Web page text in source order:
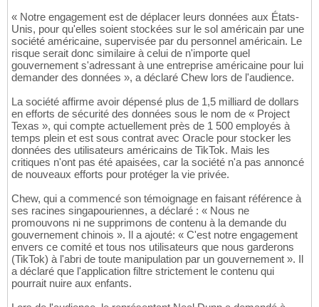
« Notre engagement est de déplacer leurs données aux États-
Unis, pour qu'elles soient stockées sur le sol américain par une
société américaine, supervisée par du personnel américain. Le
risque serait donc similaire à celui de n'importe quel
gouvernement s'adressant à une entreprise américaine pour lui
demander des données », a déclaré Chew lors de l'audience.
La société affirme avoir dépensé plus de 1,5 milliard de dollars
en efforts de sécurité des données sous le nom de « Project
Texas », qui compte actuellement près de 1 500 employés à
temps plein et est sous contrat avec Oracle pour stocker les
données des utilisateurs américains de TikTok. Mais les
critiques n'ont pas été apaisées, car la société n'a pas annoncé
de nouveaux efforts pour protéger la vie privée.
Chew, qui a commencé son témoignage en faisant référence à
ses racines singapouriennes, a déclaré : « Nous ne
promouvons ni ne supprimons de contenu à la demande du
gouvernement chinois ». Il a ajouté: « C'est notre engagement
envers ce comité et tous nos utilisateurs que nous garderons
(TikTok) à l'abri de toute manipulation par un gouvernement ». Il
a déclaré que l'application filtre strictement le contenu qui
pourrait nuire aux enfants.